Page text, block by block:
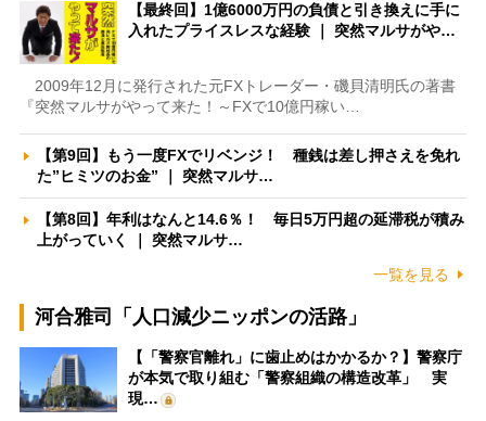
【最終回】1億6000万円の負債と引き換えに手に
入れたプライスレスな経験 ｜ 突然マルサがや…
2009年12月に発行された元FXトレーダー・磯貝清明氏の著書
『突然マルサがやって来た！～FXで10億円稼い…
【第9回】もう一度FXでリベンジ！ 種銭は差し押さえを免れ
た”ヒミツのお金” ｜ 突然マルサ…
【第8回】年利はなんと14.6％！ 毎日5万円超の延滞税が積み
上がっていく ｜ 突然マルサ…
一覧を見る
河合雅司「人口減少ニッポンの活路」
【「警察官離れ」に歯止めはかかるか？】警察庁
が本気で取り組む「警察組織の構造改革」 実
現…